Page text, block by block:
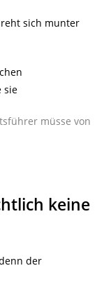
sich munter
sie
müsse von
keine
der